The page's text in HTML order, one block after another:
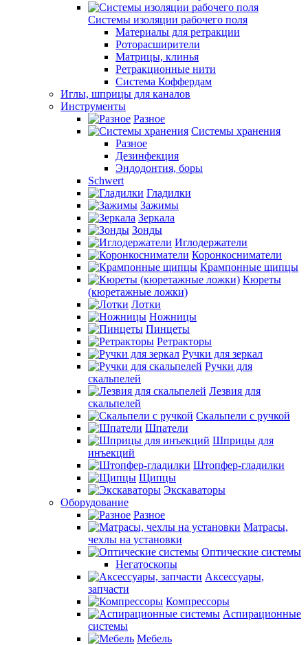
Системы изоляции рабочего поля
Материалы для ретракции
Роторасширители
Матрицы, клинья
Ретракционные нити
Система Коффердам
Иглы, шприцы для каналов
Инструменты
Разное
Системы хранения
Разное
Дезинфекция
Эндодонтия, боры
Schwert
Гладилки
Зажимы
Зеркала
Зонды
Иглодержатели
Коронкосниматели
Крампонные щипцы
Кюреты
(кюретажные ложки)
Лотки
Ножницы
Пинцеты
Ретракторы
Ручки для зеркал
Ручки для
скальпелей
Лезвия для
скальпелей
Скальпели с ручкой
Шпатели
Шприцы для
инъекций
Штопфер-гладилки
Щипцы
Экскаваторы
Оборудование
Разное
Матрасы,
чехлы на установки
Оптические системы
Негатоскопы
Аксессуары,
запчасти
Компрессоры
Аспирационные
системы
Мебель